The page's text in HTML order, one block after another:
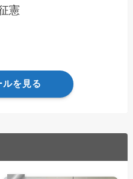
憲
ルを見る